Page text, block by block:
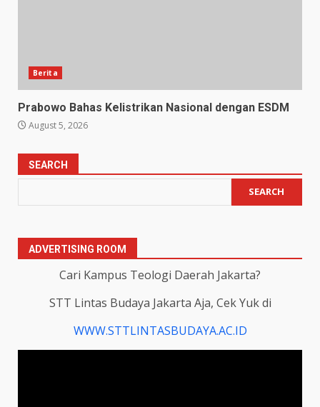
Berita
Prabowo Bahas Kelistrikan Nasional dengan ESDM
August 5, 2026
SEARCH
SEARCH
ADVERTISING ROOM
Cari Kampus Teologi Daerah Jakarta?
STT Lintas Budaya Jakarta Aja, Cek Yuk di
WWW.STTLINTASBUDAYA.AC.ID